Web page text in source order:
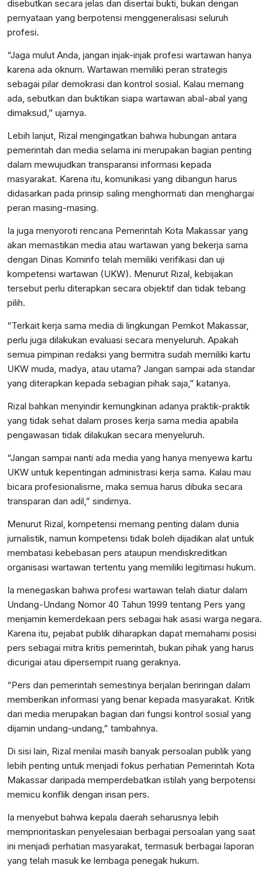
disebutkan secara jelas dan disertai bukti, bukan dengan
pernyataan yang berpotensi menggeneralisasi seluruh
profesi.
“Jaga mulut Anda, jangan injak-injak profesi wartawan hanya
karena ada oknum. Wartawan memiliki peran strategis
sebagai pilar demokrasi dan kontrol sosial. Kalau memang
ada, sebutkan dan buktikan siapa wartawan abal-abal yang
dimaksud,” ujarnya.
Lebih lanjut, Rizal mengingatkan bahwa hubungan antara
pemerintah dan media selama ini merupakan bagian penting
dalam mewujudkan transparansi informasi kepada
masyarakat. Karena itu, komunikasi yang dibangun harus
didasarkan pada prinsip saling menghormati dan menghargai
peran masing-masing.
Ia juga menyoroti rencana Pemerintah Kota Makassar yang
akan memastikan media atau wartawan yang bekerja sama
dengan Dinas Kominfo telah memiliki verifikasi dan uji
kompetensi wartawan (UKW). Menurut Rizal, kebijakan
tersebut perlu diterapkan secara objektif dan tidak tebang
pilih.
“Terkait kerja sama media di lingkungan Pemkot Makassar,
perlu juga dilakukan evaluasi secara menyeluruh. Apakah
semua pimpinan redaksi yang bermitra sudah memiliki kartu
UKW muda, madya, atau utama? Jangan sampai ada standar
yang diterapkan kepada sebagian pihak saja,” katanya.
Rizal bahkan menyindir kemungkinan adanya praktik-praktik
yang tidak sehat dalam proses kerja sama media apabila
pengawasan tidak dilakukan secara menyeluruh.
“Jangan sampai nanti ada media yang hanya menyewa kartu
UKW untuk kepentingan administrasi kerja sama. Kalau mau
bicara profesionalisme, maka semua harus dibuka secara
transparan dan adil,” sindirnya.
Menurut Rizal, kompetensi memang penting dalam dunia
jurnalistik, namun kompetensi tidak boleh dijadikan alat untuk
membatasi kebebasan pers ataupun mendiskreditkan
organisasi wartawan tertentu yang memiliki legitimasi hukum.
Ia menegaskan bahwa profesi wartawan telah diatur dalam
Undang-Undang Nomor 40 Tahun 1999 tentang Pers yang
menjamin kemerdekaan pers sebagai hak asasi warga negara.
Karena itu, pejabat publik diharapkan dapat memahami posisi
pers sebagai mitra kritis pemerintah, bukan pihak yang harus
dicurigai atau dipersempit ruang geraknya.
“Pers dan pemerintah semestinya berjalan beriringan dalam
memberikan informasi yang benar kepada masyarakat. Kritik
dari media merupakan bagian dari fungsi kontrol sosial yang
dijamin undang-undang,” tambahnya.
Di sisi lain, Rizal menilai masih banyak persoalan publik yang
lebih penting untuk menjadi fokus perhatian Pemerintah Kota
Makassar daripada memperdebatkan istilah yang berpotensi
memicu konflik dengan insan pers.
Ia menyebut bahwa kepala daerah seharusnya lebih
memprioritaskan penyelesaian berbagai persoalan yang saat
ini menjadi perhatian masyarakat, termasuk berbagai laporan
yang telah masuk ke lembaga penegak hukum.